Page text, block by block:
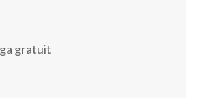
gratuit